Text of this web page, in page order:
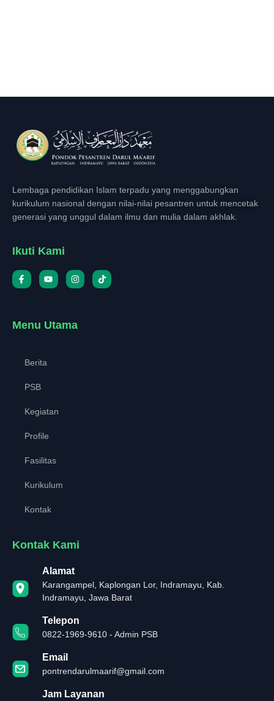
Lembaga pendidikan Islam terpadu yang menggabungkan
kurikulum nasional dengan nilai-nilai pesantren untuk mencetak
generasi yang unggul dalam ilmu dan mulia dalam akhlak.
Ikuti Kami
Menu Utama
Berita
PSB
Kegiatan
Profile
Fasilitas
Kurikulum
Kontak
Kontak Kami
Alamat
Karangampel, Kaplongan Lor, Indramayu, Kab.
Indramayu, Jawa Barat
Telepon
0822-1969-9610 - Admin PSB
Email
pontrendarulmaarif@gmail.com
Jam Layanan